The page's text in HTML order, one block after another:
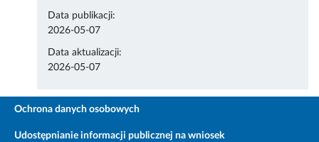
Data publikacji:
2026-05-07
Data aktualizacji:
2026-05-07
Ochrona danych osobowych
Udostępnianie informacji publicznej na wniosek